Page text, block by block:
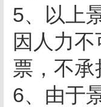
5、以上
因人力
票，不
6、由于